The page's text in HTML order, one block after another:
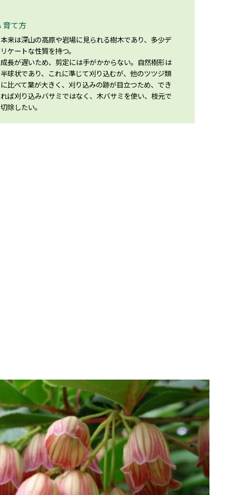
育て方
本来は深山の高原や岩場に見られる樹木であり、多少デ
リケートな性質を持つ。
成長が遅いため、剪定には手がかからない。自然樹形は
半球状であり、これに準じて刈り込むが、他のツツジ類
に比べて葉が大きく、刈り込みの跡が目立つため、でき
れば刈り込みバサミではなく、木バサミを使い、枝元で
切除したい。